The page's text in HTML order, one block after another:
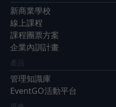
新商業學校
線上課程
課程團票方案
企業內訓計畫
產品
管理知識庫
EventGO活動平台